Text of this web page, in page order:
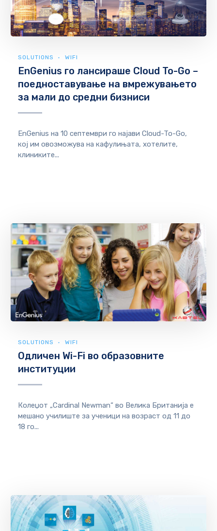
SOLUTIONS WIFI
EnGenius го лансираше Cloud To-Go –
поедноставување на вмрежувањето
за мали до средни бизниси
EnGenius на 10 септември го најави Cloud-To-Go,
кој им овозможува на кафулињата, хотелите,
клиниките...
SOLUTIONS WIFI
Oдличен Wi-Fi во образовните
институции
Колеџот „Cardinal Newman“ во Велика Британија e
мешано училиште за ученици на возраст од 11 до
18 го...